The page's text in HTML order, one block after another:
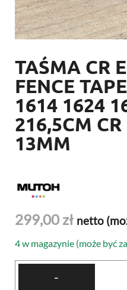
TAŚMA CR
FENCE
1614 1624
216,5CM
13MM
299,00 zł netto
4 w magazynie (może być
-